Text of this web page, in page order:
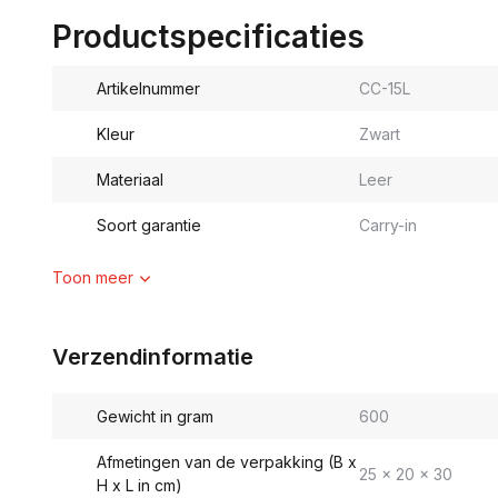
Productspecificaties
Artikelnummer CC-15L
Kleur Zwart
Materiaal Leer
Soort garantie Carry-in
Toon meer
Verzendinformatie
Gewicht in gram 600
Afmetingen van de verpakking (B x
H x L in cm)
25 x 20 x 30